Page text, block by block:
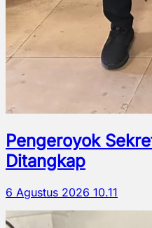
Pengeroyok
Ditangkap
6 Agustus 2026 10.11